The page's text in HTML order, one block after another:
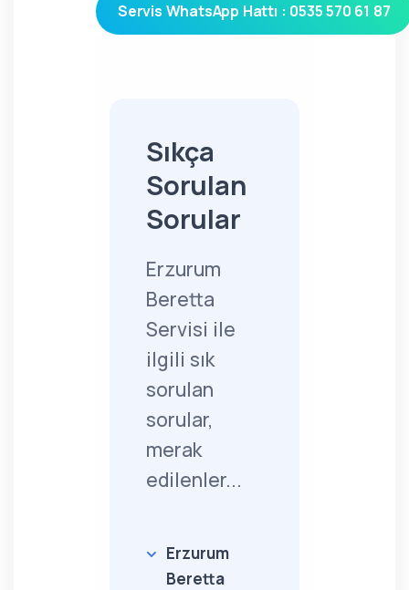
Servis WhatsApp Hattı : 0535 570 61 87
Sıkça
Sorulan
Sorular
Erzurum
Beretta
Servisi ile
ilgili sık
sorulan
sorular,
merak
edilenler...
Erzurum
Beretta